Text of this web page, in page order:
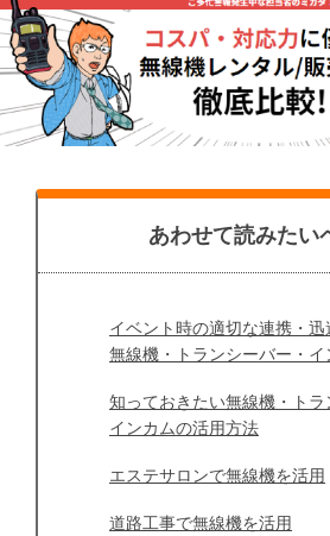
あわせて読みたい
イベント時の適切な連携・迅
無線機・トランシーバー・
知っておきたい無線機・トラ
インカムの活用方法
エステサロンで無線機を活用
道路工事で無線機を活用